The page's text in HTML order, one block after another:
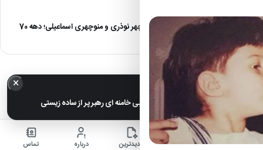
صمیمت دیدنی منوچهر نوذری و منوچهری اسماعیلی؛ دهه 70
× خبر مهم
عکس های خانوادگی مجتبی خامنه ای رهبر پر از ساده زیستی
خانه اخبار جدیدترین درباره تماس